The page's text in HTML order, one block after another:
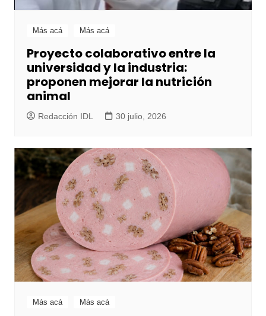
Más acá Más acá
Proyecto colaborativo entre la
universidad y la industria:
proponen mejorar la nutrición
animal
Redacción IDL 30 julio, 2026
Más acá Más acá